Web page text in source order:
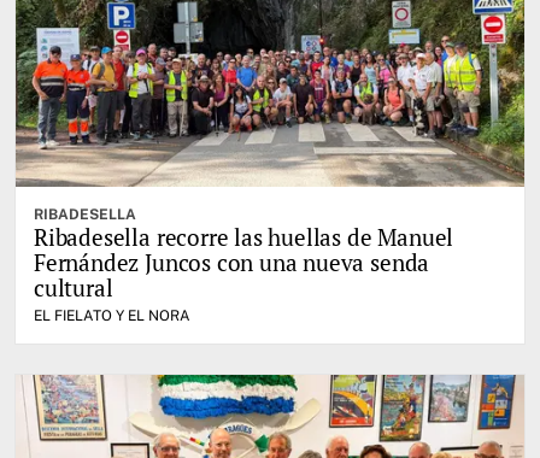
RIBADESELLA
Ribadesella recorre las huellas de Manuel
Fernández Juncos con una nueva senda
cultural
EL FIELATO Y EL NORA